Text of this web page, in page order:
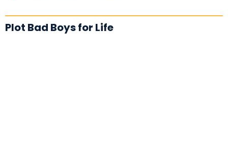
Plot Bad Boys for Life